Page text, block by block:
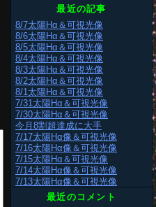
最近の記事
8/7太陽Hα＆可視光像
8/6太陽Hα＆可視光像
8/5太陽Hα＆可視光像
8/4太陽Hα＆可視光像
8/3太陽Hα＆可視光像
8/2太陽Hα＆可視光像
8/1太陽Hα＆可視光像
7/31太陽Hα＆可視光像
7/30太陽Hα＆可視光像
今月8割超達成に大手
7/17太陽Hα像＆可視光像
7/16太陽Hα像＆可視光像
7/15太陽Hα＆可視光像
7/14太陽Hα像＆可視光像
7/13太陽Hα像＆可視光像
最近のコメント